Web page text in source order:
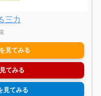
三力
見てみる
てみる
見てみる